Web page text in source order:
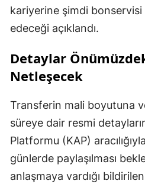
kariyerine şimdi
edeceği açıklandı.
Detaylar
Netleşecek
Transferin mali boyutuna
süreye dair resmi
Platformu (KAP)
günlerde paylaşılması
anlaşmaya vardığı